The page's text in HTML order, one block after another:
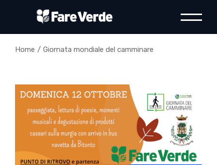
Home Giornata mondiale del camminare